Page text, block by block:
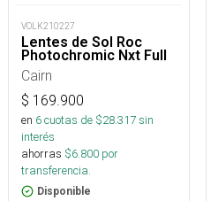
VOLK210227
Lentes de Sol Roc
Photochromic Nxt Full
Cairn
$ 169.900
en 6cuotas de $28.317sin
interés
ahorras $6.800 por
transferencia.
Disponible